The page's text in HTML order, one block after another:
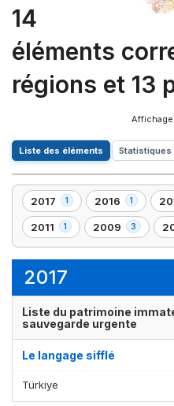
14
éléments
régions et 13
Liste des éléments Statistiques
2017 1
,
1
élément(s)
2016 1
,
1
élément(s)
,
1
2011 1
,
1
2009 3
,
3
,
6
2017
Liste du patrimoine
sauvegarde urgente
Le langage sifflé
Türkiye